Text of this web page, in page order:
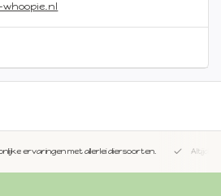
ervaringen met allerlei diersoorten. Altijd